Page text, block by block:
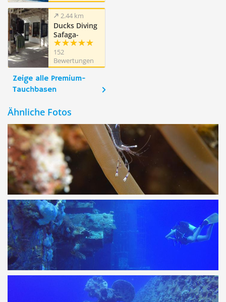
2.44 km
Ducks Diving
Safaga-
Dimensions
Bleues
152
Bewertungen
Zeige alle Premium-
Tauchbasen
Ähnliche Fotos